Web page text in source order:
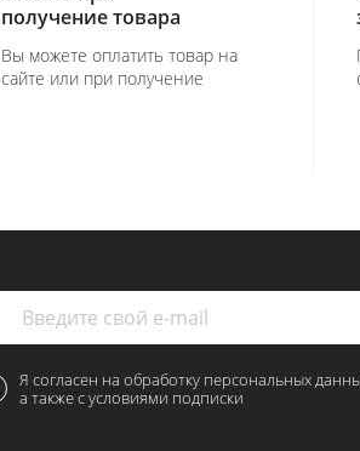
получение товара
Вы можете оплатить товар на
сайте или при получение
Я согласен на обработку персональных
а также с условиями подписки